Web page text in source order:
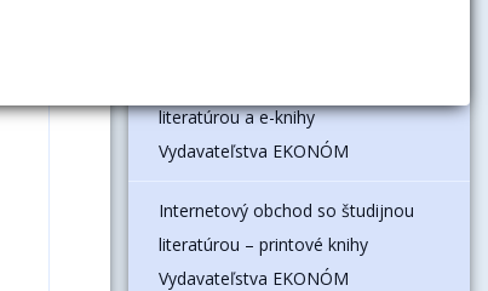
literatúrou a e-knihy
Vydavateľstva EKONÓM
Internetový obchod so študijnou
literatúrou – printové knihy
Vydavateľstva EKONÓM